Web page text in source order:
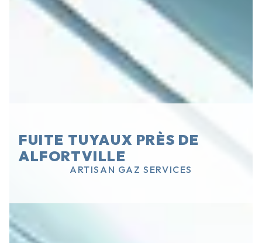
FUITE TUYAUX PRÈS DE
ALFORTVILLE
ARTISAN GAZ SERVICES